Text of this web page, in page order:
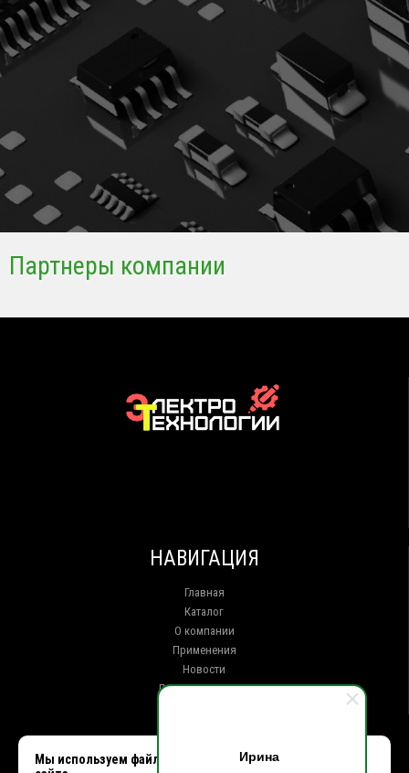
Ирина
Партнеры компании
НАВИГАЦИЯ
Главная
Каталог
О компании
Применения
Новости
Доставка и оплата
Мы используем файлы cookie, чтобы улучшить работу